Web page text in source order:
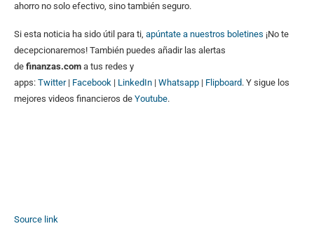
ahorro no solo efectivo, sino también seguro.
Si esta noticia ha sido útil para ti, apúntate a nuestros boletines ¡No te
decepcionaremos! También puedes añadir las alertas
de finanzas.com a tus redes y
apps: Twitter| Facebook | LinkedIn | Whatsapp | Flipboard. Y sigue los
mejores videos financieros de Youtube.
Source link